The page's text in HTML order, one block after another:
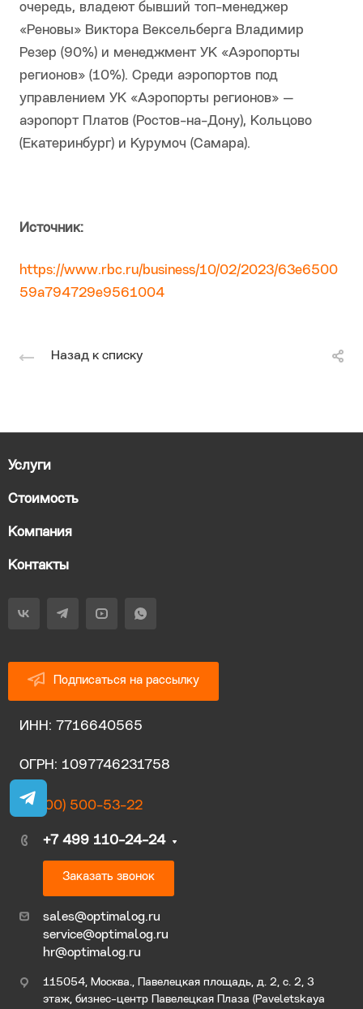
очередь, владеют бывший топ-менеджер
«Реновы» Виктора Вексельберга Владимир
Резер (90%) и менеджмент УК «Аэропорты
регионов» (10%). Среди аэропортов под
управлением УК «Аэропорты регионов» —
аэропорт Платов (Ростов-на-Дону), Кольцово
(Екатеринбург) и Курумоч (Самара).
Источник:
https://www.rbc.ru/business/10/02/2023/63e6500
59a794729e9561004
Назад к списку
Услуги
Стоимость
Компания
Контакты
Подписаться на рассылку
ИНН: 7716640565
ОГРН: 1097746231758
8 (800) 500-53-22
+7 499 110-24-24
Заказать звонок
sales@optimalog.ru
service@optimalog.ru
hr@optimalog.ru
115054, Москва., Павелецкая площадь, д. 2, с. 2, 3
этаж, бизнес-центр Павелецкая Плаза (Paveletskaya